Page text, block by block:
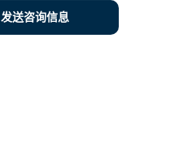
发送咨询信息